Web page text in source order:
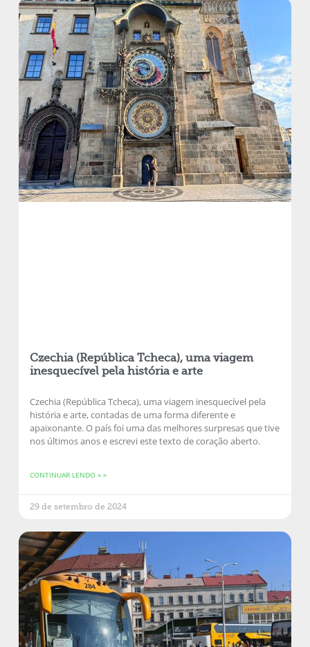
Czechia (República Tcheca), uma viagem
inesquecível pela história e arte
Czechia (República Tcheca), uma viagem inesquecível pela
história e arte, contadas de uma forma diferente e
apaixonante. O país foi uma das melhores surpresas que tive
nos últimos anos e escrevi este texto de coração aberto.
CONTINUAR LENDO » »
29 de setembro de 2024